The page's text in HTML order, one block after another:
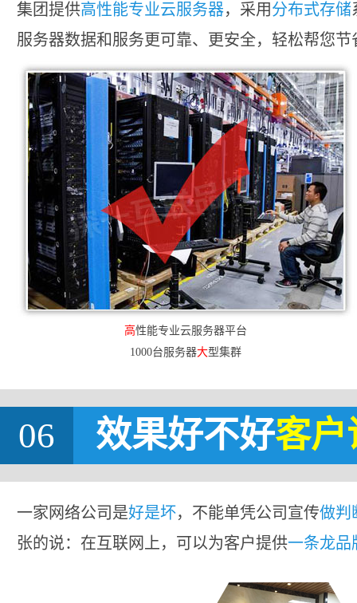
集团提供高性能专业云服务器，采用分布式存储
服务器数据和服务更可靠、更安全，轻松帮您节
高性能专业云服务器平台
1000台服务器大型集群
06 效果好不好客户
一家网络公司是好是坏，不能单凭公司宣传做判
张的说：在互联网上，可以为客户提供一条龙品